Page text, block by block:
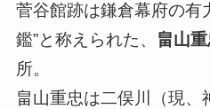
菅谷館跡は鎌倉幕府の有
鑑”と称えられた、 畠山
所。
畠山重忠は二俣川（現、